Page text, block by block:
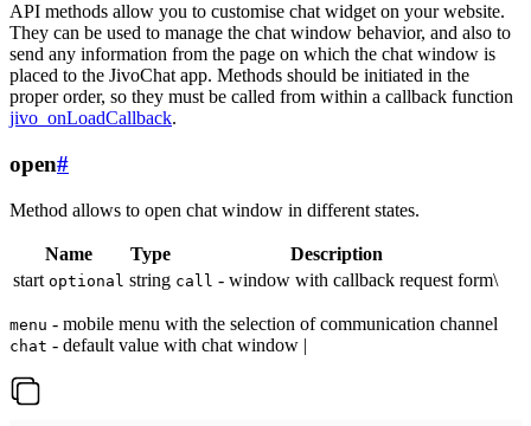
API methods allow you to customise chat widget on your website.
They can be used to manage the chat window behavior, and also to
send any information from the page on which the chat window is
placed to the JivoChat app. Methods should be initiated in the
proper order, so they must be called from within a callback function
jivo_onLoadCallback.
open#
Method allows to open chat window in different states.
Name Type
Description
start optional string call - window with callback request form\
menu - mobile menu with the selection of communication channel
chat - default value with chat window |